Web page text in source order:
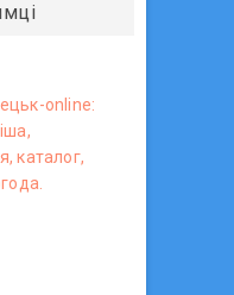
online:
каталог,